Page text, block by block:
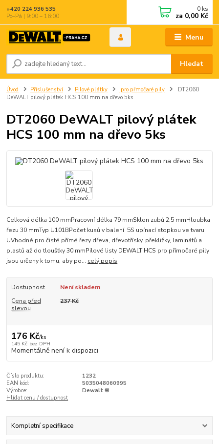
Menu
Hledat
+420 224 936 535
Po–Pá | 9:00 – 16:00
0 ks
za 0,00 Kč
Úvod Příslušenství Pilové plátky pro přmočaré pily
DT2060
DeWALT pilový plátek HCS 100 mm na dřevo 5ks
DT2060 DeWALT pilový plátek
HCS 100 mm na dřevo 5ks
Celková délka 100 mmPracovní délka 79 mmSklon zubů 2,5 mmHloubka
řezu 30 mmTyp U101BPočet kusů v balení 5S upínací stopkou ve tvaru
UVhodné pro čisté přímé řezy dřeva, dřevotřísky, překližky, laminátů a
plastů až do tloušťky 30 mmPilové listy DEWALT HCS pro přímočaré pily
jsou určeny k tomu, aby po... celý popis
Dostupnost
Není skladem
Cena před
slevou
237 Kč
176 Kč/ks
145 Kč bez DPH
Momentálně není k dispozici
Číslo produktu:
1232
EAN kód:
5035048060995
Výrobce:
Dewalt ®
Hlídat cenu / dostupnost
Kompletní specifikace